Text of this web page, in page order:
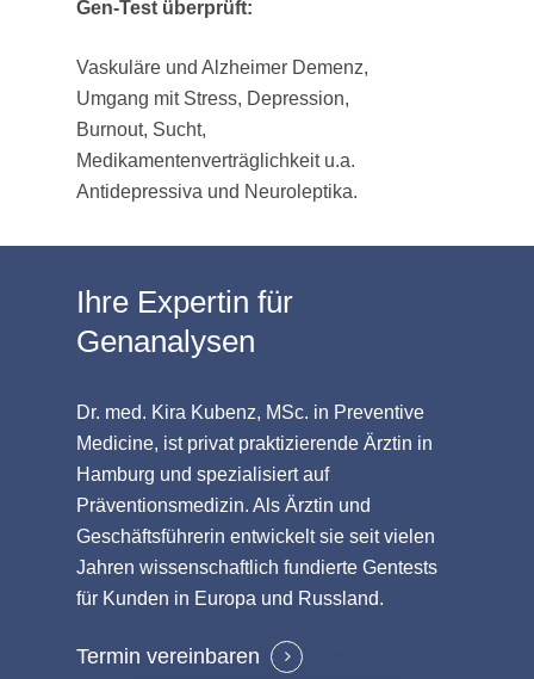
Gen-Test überprüft:
Vaskuläre und Alzheimer Demenz,
Umgang mit Stress, Depression,
Burnout, Sucht,
Medikamentenverträglichkeit u.a.
Antidepressiva und Neuroleptika.
Ihre Expertin für
Genanalysen
Dr. med. Kira Kubenz, MSc. in Preventive
Medicine, ist privat praktizierende Ärztin in
Hamburg und spezialisiert auf
Präventionsmedizin. Als Ärztin und
Geschäftsführerin entwickelt sie seit vielen
Jahren wissenschaftlich fundierte Gentests
für Kunden in Europa und Russland.
Termin vereinbaren